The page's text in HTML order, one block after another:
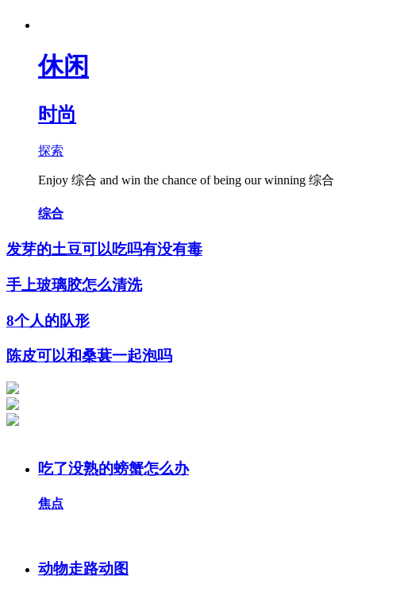
休闲
时尚
探索
Enjoy 综合 and win the chance of being our winning 综合
综合
发芽的土豆可以吃吗有没有毒
手上玻璃胶怎么清洗
8个人的队形
陈皮可以和桑葚一起泡吗
吃了没熟的螃蟹怎么办
焦点
动物走路动图